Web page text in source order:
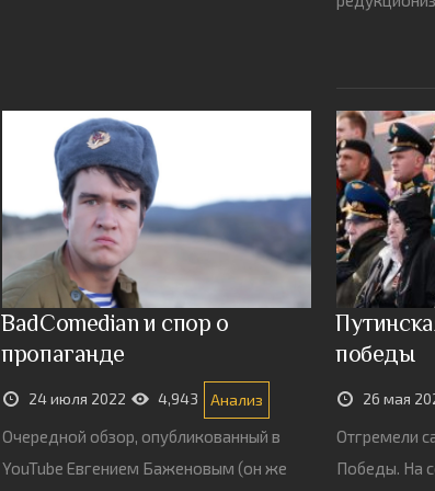
BadComedian и спор о
пропаганде
24 июля 2022 4,943 Анализ
Очередной обзор, опубликованный в
YouTube Евгением Баженовым (он же
победы
26 мая
Отгремели
Победы. На